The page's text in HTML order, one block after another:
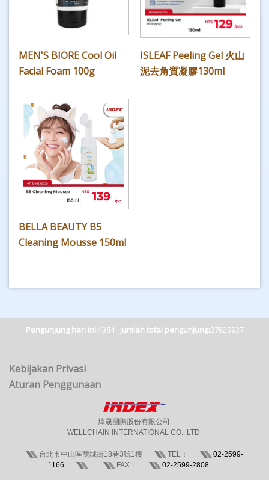
MEN'S BIORE Cool Oil
Facial Foam 100g
ISLEAF Peeling Gel 火山
泥去角質凝膠130ml
BELLA BEAUTY B5
Cleaning Mousse 150ml
Pengunjung hari ini:4384 Jumlah total pengunjung:27629937
Kebijakan Privasi
Aturan Penggunaan
煒晟國際股份有限公司
WELLCHAIN INTERNATIONAL CO., LTD.
台北市中山區雙城街18巷3號1樓 TEL：
02-2599-
1166
FAX： 02-2599-2808